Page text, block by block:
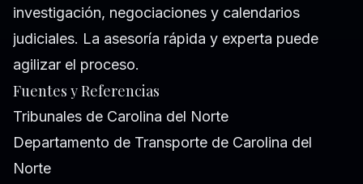
investigación, negociaciones y calendarios
judiciales. La asesoría rápida y experta puede
agilizar el proceso.
Fuentes y Referencias
Tribunales de Carolina del Norte
Departamento de Transporte de Carolina del
Norte